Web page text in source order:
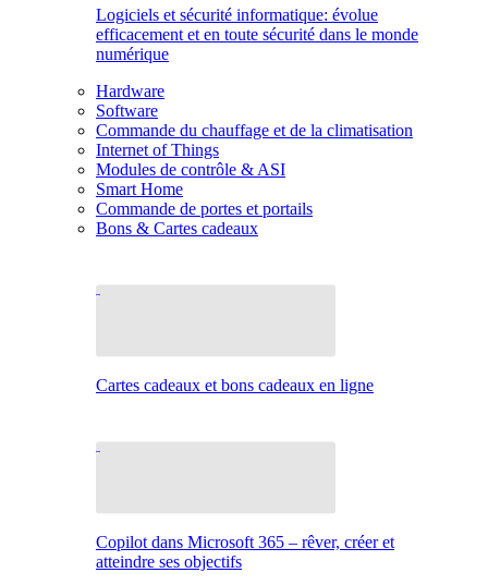
Logiciels et sécurité informatique: évolue
efficacement et en toute sécurité dans le monde
numérique
Hardware
Software
Commande du chauffage et de la climatisation
Internet of Things
Modules de contrôle & ASI
Smart Home
Commande de portes et portails
Bons & Cartes cadeaux
Cartes cadeaux et bons cadeaux en ligne
Copilot dans Microsoft 365 – rêver, créer et
atteindre ses objectifs